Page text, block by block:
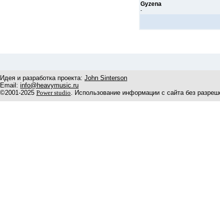
Gyzena
-
Идея и разработка проекта: John Sinterson
Email: info@heavymusic.ru
©2001-2025 Power studio. Использование информации с сайта без